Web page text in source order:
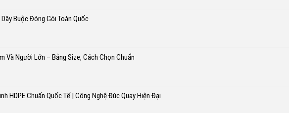
Buộc Đóng Gói Toàn Quốc
Và Người Lớn – Bảng Size, Cách Chọn Chuẩn
HDPE Chuẩn Quốc Tế | Công Nghệ Đúc Quay Hiện Đại